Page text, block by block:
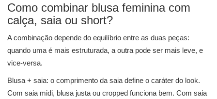
Como combinar blusa feminina com
calça, saia ou short?
A combinação depende do equilíbrio entre as duas peças:
quando uma é mais estruturada, a outra pode ser mais leve, e
vice-versa.
Blusa + saia: o comprimento da saia define o caráter do look.
Com saia midi, blusa justa ou cropped funciona bem. Com saia